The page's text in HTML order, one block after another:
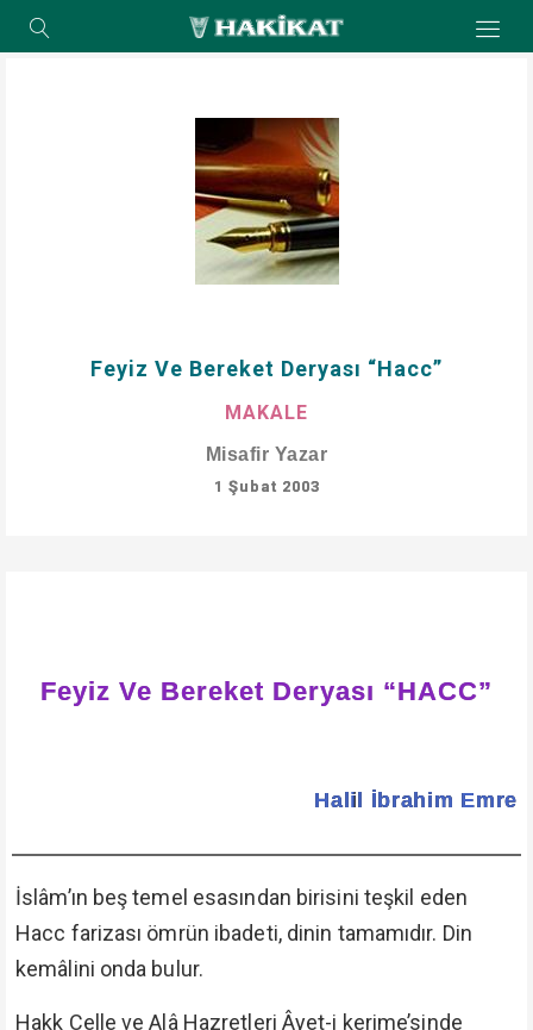
Feyiz Ve Bereket Deryası “Hacc”
MAKALE
Misafir Yazar
1 Şubat 2003
Feyiz Ve Bereket Deryası “HACC”
Halil İbrahim Emre
İslâm’ın beş temel esasından birisini teşkil eden
Hacc farizası ömrün ibadeti, dinin tamamıdır. Din
kemâlini onda bulur.
Hakk Celle ve Alâ Hazretleri Âyet-i kerime’sinde